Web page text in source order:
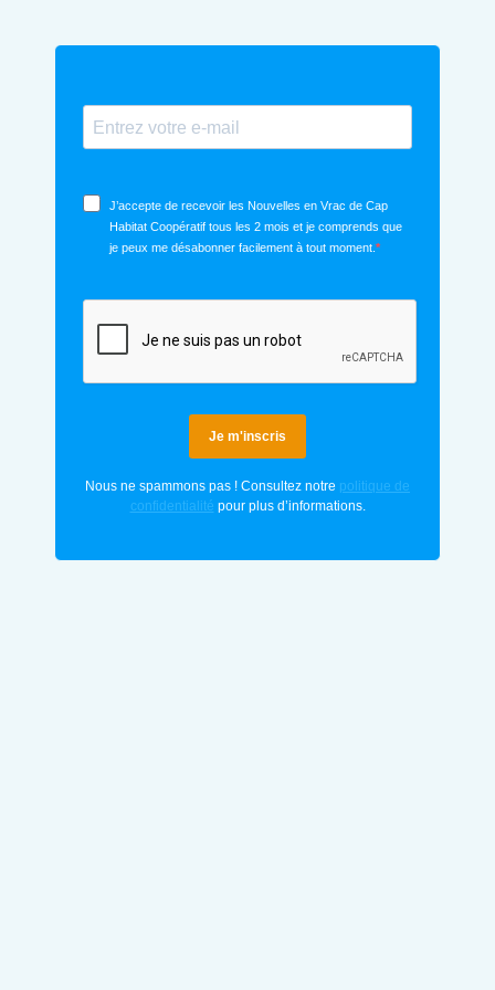
J’accepte de recevoir les Nouvelles en Vrac de Cap
Habitat Coopératif tous les 2 mois et je comprends que
je peux me désabonner facilement à tout moment.
Je m'inscris
Nous ne spammons pas ! Consultez notre politique de
confidentialité pour plus d’informations.